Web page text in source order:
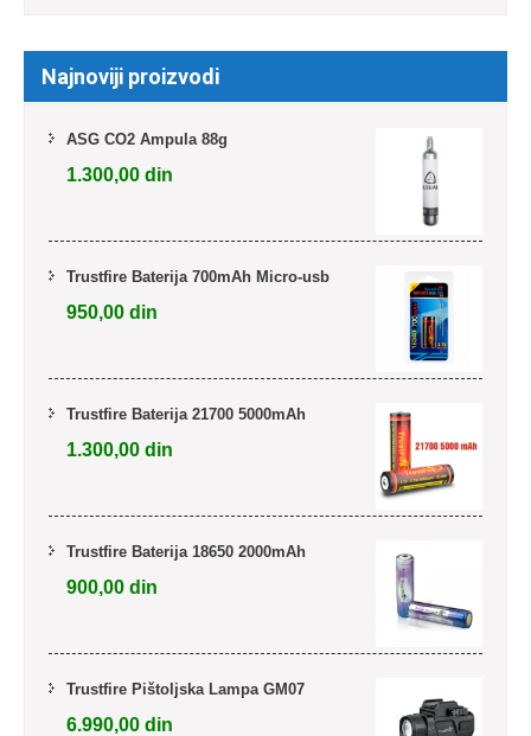
Najnoviji proizvodi
ASG CO2 Ampula 88g
1.300,00 din
Trustfire Baterija 700mAh Micro-usb
950,00 din
Trustfire Baterija 21700 5000mAh
1.300,00 din
Trustfire Baterija 18650 2000mAh
900,00 din
Trustfire Pištoljska Lampa GM07
6.990,00 din